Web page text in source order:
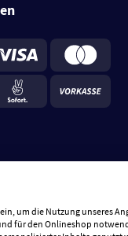
um die Nutzung unseres
für den Onlineshop